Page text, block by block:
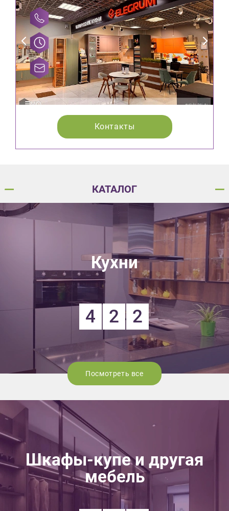
Контакты
КАТАЛОГ
Кухни
4 2 2
Посмотреть все
Шкафы-купе и другая
мебель